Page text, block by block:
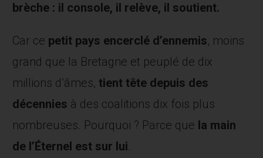
brèche : il console, il relève, il soutient.
Car ce petit pays encerclé d’ennemis, moins
grand que la Bretagne et peuplé de dix
millions d’âmes, tient tête depuis des
décennies à des coalitions dix fois plus
nombreuses. Pourquoi ? Parce que la main
de l’Éternel est sur lui.